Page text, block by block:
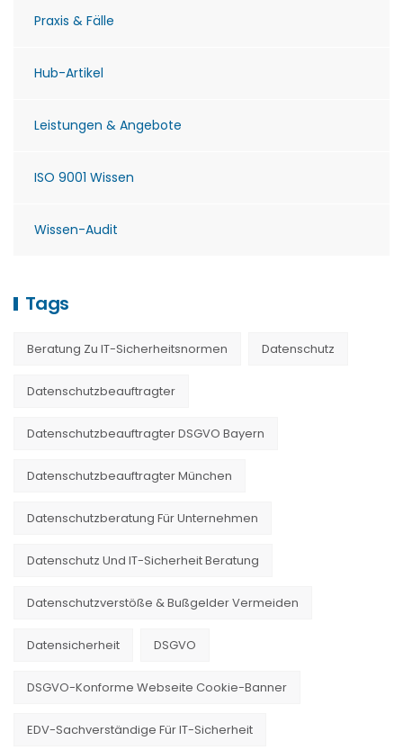
Praxis & Fälle
Hub-Artikel
Leistungen & Angebote
ISO 9001 Wissen
Wissen-Audit
Tags
Beratung Zu IT-Sicherheitsnormen Datenschutz
Datenschutzbeauftragter
Datenschutzbeauftragter DSGVO Bayern
Datenschutzbeauftragter München
Datenschutzberatung Für Unternehmen
Datenschutz Und IT-Sicherheit Beratung
Datenschutzverstöße & Bußgelder Vermeiden
Datensicherheit DSGVO
DSGVO-Konforme Webseite Cookie-Banner
EDV-Sachverständige Für IT-Sicherheit